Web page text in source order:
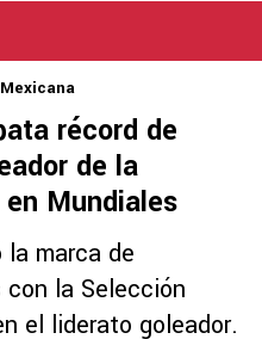
récord de
de la
Mundiales
marca de
la Selección
el liderato goleador.